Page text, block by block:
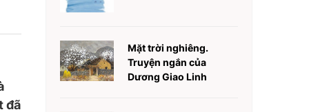
đã
Mặt trời nghiêng.
Truyện ngắn của
Dương Giao Linh